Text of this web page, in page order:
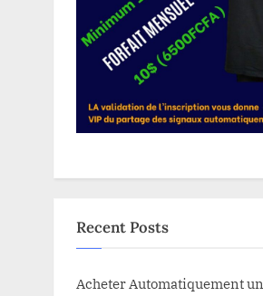
Recent Posts
Acheter Automatiquement